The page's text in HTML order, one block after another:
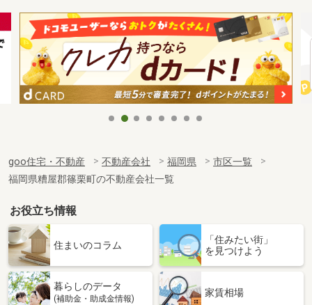
goo住宅・不動産 不動産会社 福岡県
市区一覧
福岡県糟屋郡篠栗町の不動産会社一覧
お役立ち情報
住まいのコラム
「住みたい街」
を見つけよう
暮らしのデータ
(補助金・助成金情報)
家賃相場